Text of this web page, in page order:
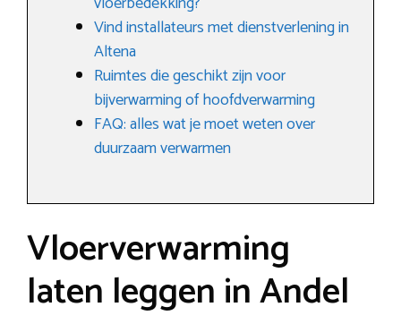
Vind installateurs met dienstverlening in
Altena
Ruimtes die geschikt zijn voor
bijverwarming of hoofdverwarming
FAQ: alles wat je moet weten over
duurzaam verwarmen
Vloerverwarming
laten leggen in Andel